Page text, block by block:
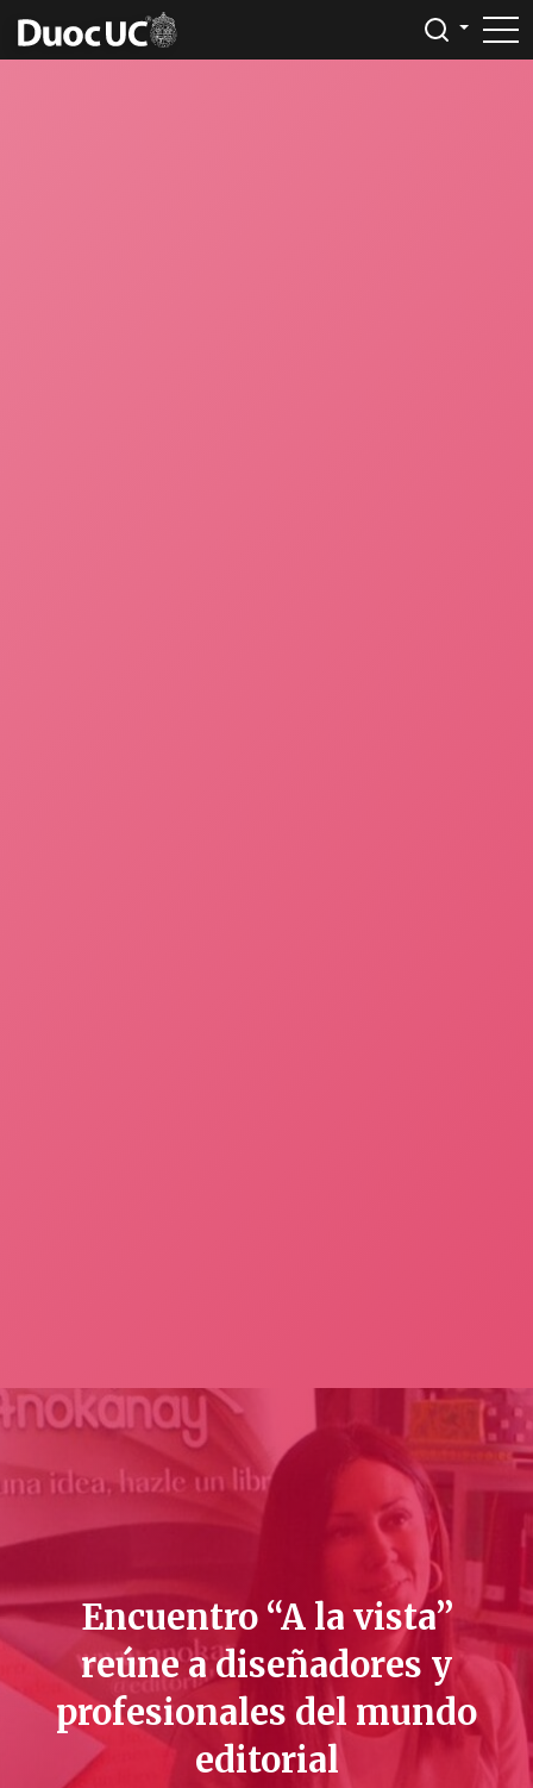
Encuentro “A la vista”
reúne a diseñadores y
profesionales del mundo
editorial